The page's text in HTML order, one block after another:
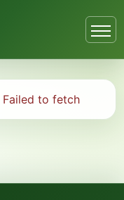
Failed to fetch